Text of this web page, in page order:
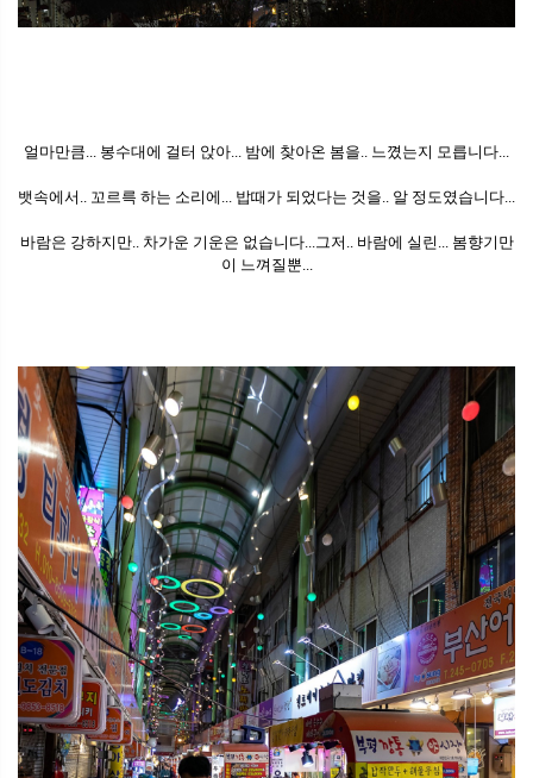
얼마만큼... 봉수대에 걸터 앉아... 밤에 찾아온 봄을.. 느꼈는지 모릅니다...
뱃속에서.. 꼬르륵 하는 소리에... 밥때가 되었다는 것을.. 알 정도였습니다...
바람은 강하지만.. 차가운 기운은 없습니다...그저.. 바람에 실린... 봄향기만
이 느껴질뿐...